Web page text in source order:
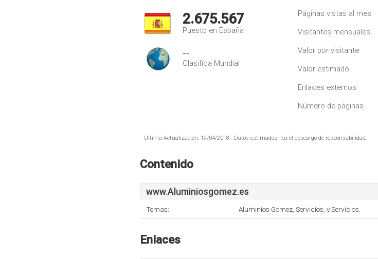
2.675.567
Puesto en España
--
Clasifica Mundial
Páginas vistas al mes
Visitantes mensuales
Valor por visitante
Valor estimado
Enlaces externos
Número de páginas
Última Actualización: 19/04/2018 . Datos estimados, lea el descargo de responsabilidad.
Contenido
www.Aluminiosgomez.es
Temas: Aluminios Gomez, Servicios, y Servicios.
Enlaces